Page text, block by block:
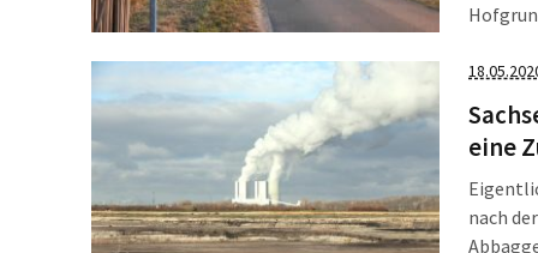
von
Zukunft.
eine
nach